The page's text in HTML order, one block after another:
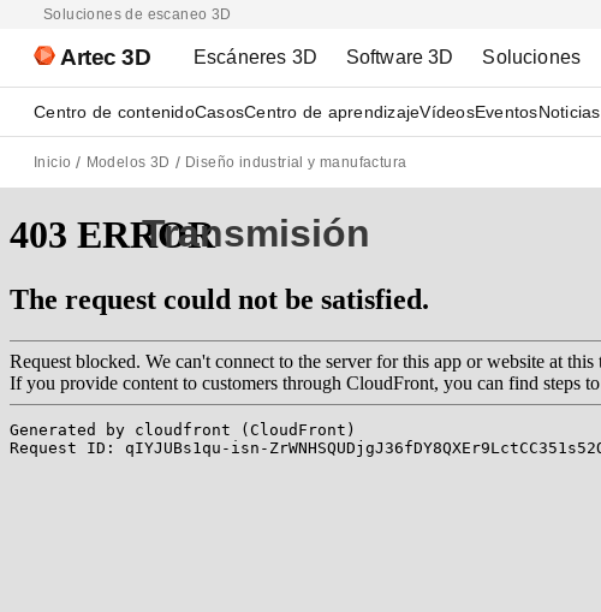
Soluciones de escaneo 3D
Artec 3D Escáneres 3D Software 3D Soluciones
Centro de contenidoCasosCentro de aprendizajeVídeosEventosNoticias
Inicio Modelos 3D Diseño industrial y manufactura
Transmisión